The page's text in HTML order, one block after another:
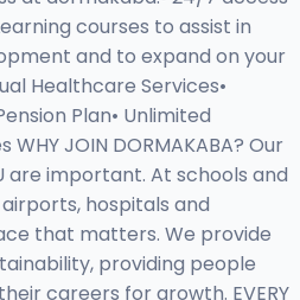
courses to assist in
and to expand on your
Healthcare Services•
Plan• Unlimited
JOIN DORMAKABA? Our
are important. At schools and
hospitals and
that matters. We provide
providing people
careers for growth. EVERY